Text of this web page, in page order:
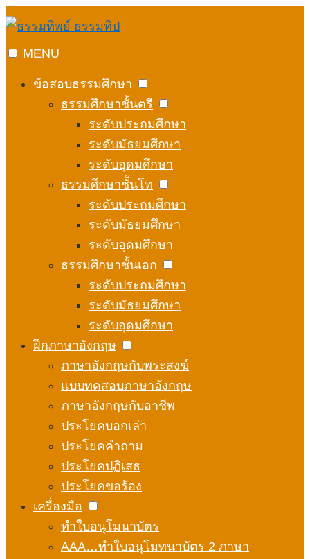
to
MENU
ข้อสอบธรรมศึกษา
ธรรมศึกษาชั้นตรี
ระดับประถมศึกษา
ระดับมัธยมศึกษา
ระดับอุดมศึกษา
ธรรมศึกษาชั้นโท
ระดับประถมศึกษา
ระดับมัธยมศึกษา
ระดับอุดมศึกษา
ธรรมศึกษาชั้นเอก
ระดับประถมศึกษา
ระดับมัธยมศึกษา
ระดับอุดมศึกษา
ฝึกภาษาอังกฤษ
ภาษาอังกฤษกับพระสงฆ์
แบบทดสอบภาษาอังกฤษ
ภาษาอังกฤษกับอาชีพ
ประโยคบอกเล่า
ประโยคคำถาม
ประโยคปฏิเสธ
ประโยคขอร้อง
เครื่องมือ
ทำใบอนุโมนาบัตร
AAA…ทำใบอนุโมทนาบัตร 2 ภาษา